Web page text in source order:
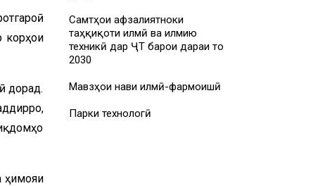
корҳои
дорад.
ҳимояи
Самтҳои афзалиятноки
таҳқиқоти илмӣ ва илмию
техникӣ дар ҶТ барои дараи то
2030
Мавзҳои нави илмӣ-фармоишӣ
Парки технологӣ